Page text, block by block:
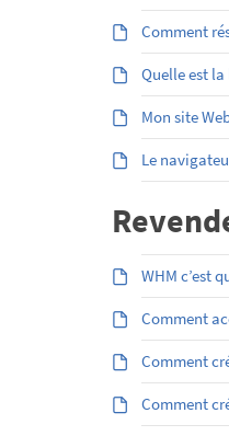
Comment
Quelle est
Mon site
Le
WHM c’est
Comment
Comment
Comment